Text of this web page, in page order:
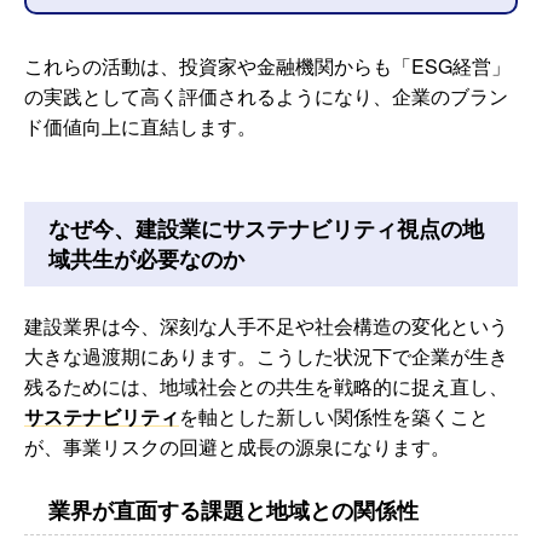
これらの活動は、投資家や金融機関からも「ESG経営」
の実践として高く評価されるようになり、企業のブラン
ド価値向上に直結します。
なぜ今、建設業にサステナビリティ視点の地
域共生が必要なのか
建設業界は今、深刻な人手不足や社会構造の変化という
大きな過渡期にあります。こうした状況下で企業が生き
残るためには、地域社会との共生を戦略的に捉え直し、
サステナビリティを軸とした新しい関係性を築くこと
が、事業リスクの回避と成長の源泉になります。
業界が直面する課題と地域との関係性